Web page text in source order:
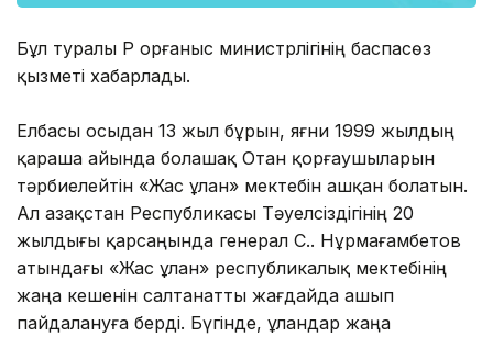
Бұл туралы ҚР Қорғаныс министрлігінің баспасөз
қызметі хабарлады.
Елбасы осыдан 13 жыл бұрын, яғни 1999 жылдың
қараша айында болашақ Отан қорғаушыларын
тәрбиелейтін «Жас ұлан» мектебін ашқан болатын.
Ал Қазақстан Республикасы Тәуелсіздігінің 20
жылдығы қарсаңында генерал С.Қ. Нұрмағамбетов
атындағы «Жас ұлан» республикалық мектебінің
жаңа кешенін салтанатты жағдайда ашып
пайдалануға берді. Бүгінде, ұландар жаңа